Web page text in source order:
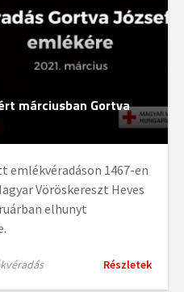
márciusban Gortva
emlékvéradáson 1467-en
Vöröskereszt Heves
elhunyt
Részletek